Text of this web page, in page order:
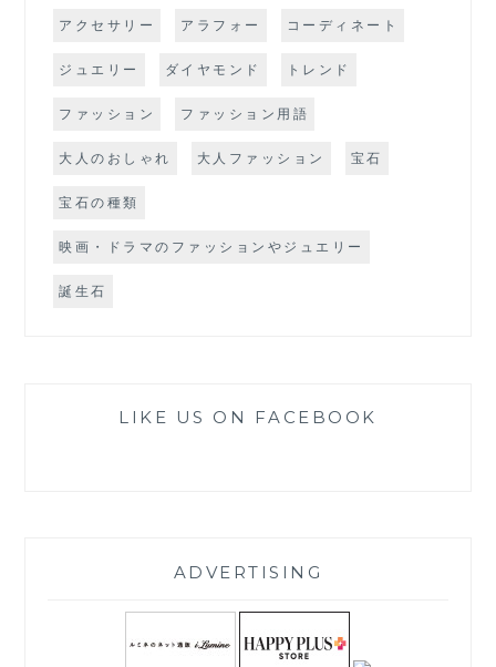
アクセサリー アラフォー コーディネート
ジュエリー ダイヤモンド トレンド
ファッション ファッション用語
大人のおしゃれ 大人ファッション 宝石
宝石の種類
映画・ドラマのファッションやジュエリー
誕生石
LIKE US ON FACEBOOK
ADVERTISING